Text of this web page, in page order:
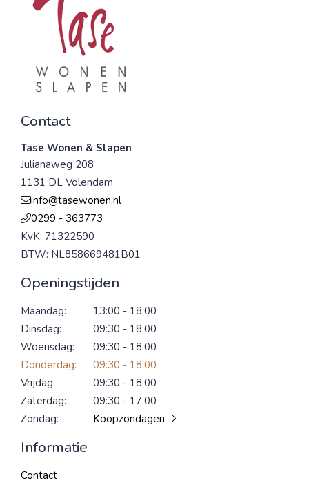
Contact
Tase Wonen & Slapen
Julianaweg 208
1131 DL Volendam
info@tasewonen.nl
0299 - 363773
KvK: 71322590
BTW: NL858669481B01
Openingstijden
Maandag:
13:00 - 18:00
Dinsdag:
09:30 - 18:00
Woensdag:
09:30 - 18:00
Donderdag:
09:30 - 18:00
Vrijdag:
09:30 - 18:00
Zaterdag:
09:30 - 17:00
Zondag:
Koopzondagen
Informatie
Contact